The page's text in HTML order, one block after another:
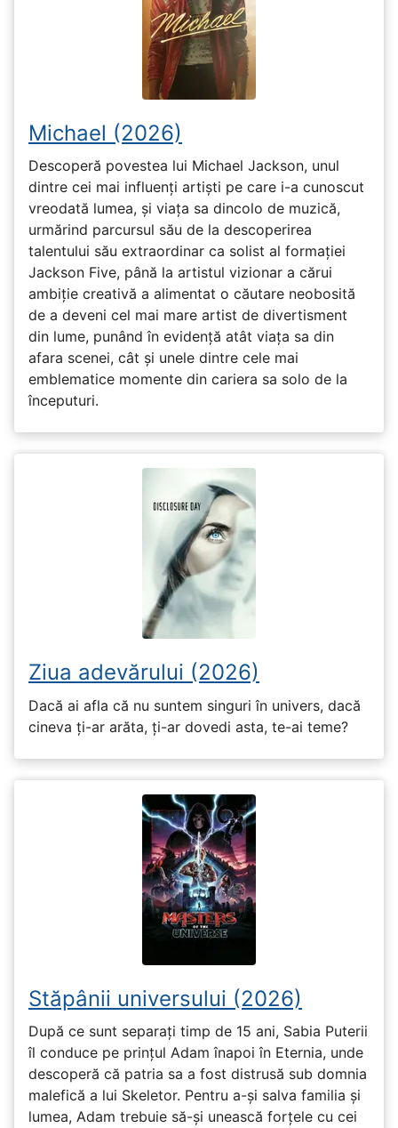
Michael (2026)
Descoperă povestea lui Michael Jackson, unul
dintre cei mai influenți artiști pe care i-a cunoscut
vreodată lumea, și viața sa dincolo de muzică,
urmărind parcursul său de la descoperirea
talentului său extraordinar ca solist al formației
Jackson Five, până la artistul vizionar a cărui
ambiție creativă a alimentat o căutare neobosită
de a deveni cel mai mare artist de divertisment
din lume, punând în evidență atât viața sa din
afara scenei, cât și unele dintre cele mai
emblematice momente din cariera sa solo de la
începuturi.
Ziua adevărului (2026)
Dacă ai afla că nu suntem singuri în univers, dacă
cineva ți-ar arăta, ți-ar dovedi asta, te-ai teme?
Stăpânii universului (2026)
După ce sunt separați timp de 15 ani, Sabia Puterii
îl conduce pe prințul Adam înapoi în Eternia, unde
descoperă că patria sa a fost distrusă sub domnia
malefică a lui Skeletor. Pentru a-și salva familia și
lumea, Adam trebuie să-și unească forțele cu cei